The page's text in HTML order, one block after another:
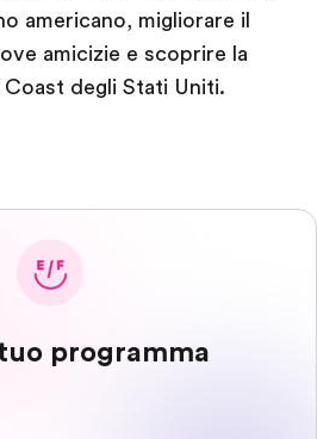
americano, migliorare il
amicizie e scoprire la
Coast degli Stati Uniti.
programma